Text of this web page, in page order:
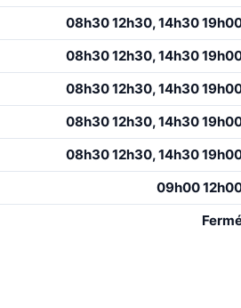
08h30 12h30, 14h30
08h30 12h30, 14h30
08h30 12h30, 14h30
08h30 12h30, 14h30
08h30 12h30, 14h30
09h00